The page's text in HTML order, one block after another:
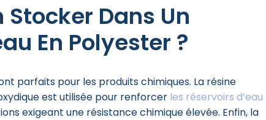
Dans Un
En Polyester ?
parfaits pour les produits chimiques. La résine
est utilisée pour renforcer les réservoirs d’eau
exigeant une résistance chimique élevée. Enfin, la